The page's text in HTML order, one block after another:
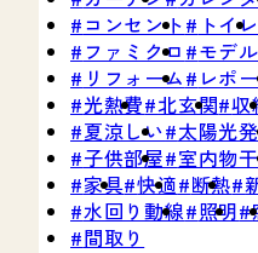
コンセント
トイレ
ファミクロ
モデ
リフォーム
レポ
光熱費 北玄関 収
夏涼しい 太陽光
子供部屋 室内物
家具 快適 断熱
水回り動線 照明
間取り